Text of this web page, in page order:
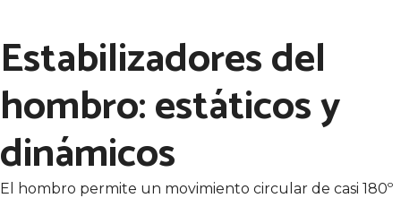
Estabilizadores del
hombro: estáticos y
dinámicos
El hombro permite un movimiento circular de casi 180º